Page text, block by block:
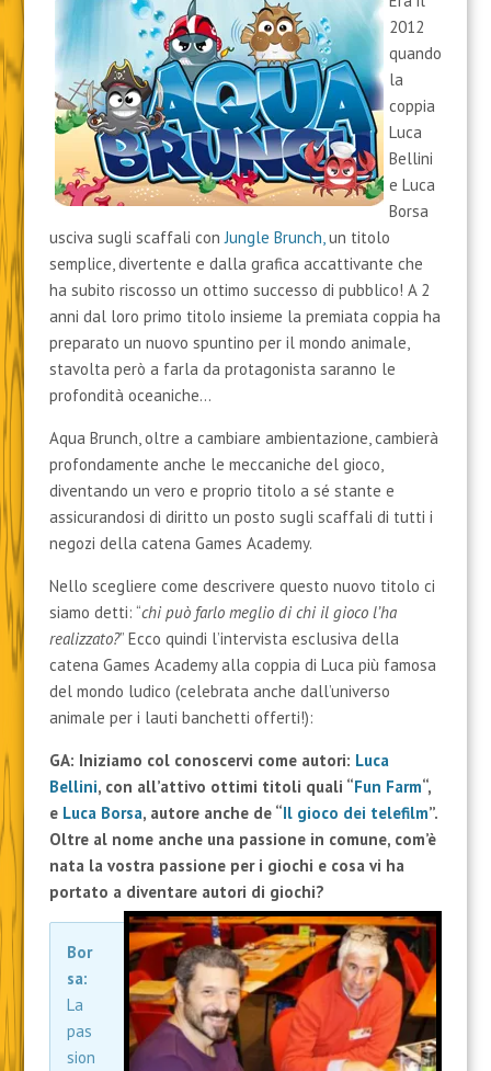
2012
quando
la
coppia
Luca
Bellini
e Luca
Borsa
usciva sugli scaffali con Jungle Brunch, un titolo
semplice, divertente e dalla grafica accattivante che
ha subito riscosso un ottimo successo di pubblico! A 2
anni dal loro primo titolo insieme la premiata coppia ha
preparato un nuovo spuntino per il mondo animale,
stavolta però a farla da protagonista saranno le
profondità oceaniche…
Aqua Brunch, oltre a cambiare ambientazione, cambierà
profondamente anche le meccaniche del gioco,
diventando un vero e proprio titolo a sé stante e
assicurandosi di diritto un posto sugli scaffali di tutti i
negozi della catena Games Academy.
Nello scegliere come descrivere questo nuovo titolo ci
siamo detti: “chi può farlo meglio di chi il gioco l’ha
realizzato?” Ecco quindi l’intervista esclusiva della
catena Games Academy alla coppia di Luca più famosa
del mondo ludico (celebrata anche dall’universo
animale per i lauti banchetti offerti!):
GA: Iniziamo col conoscervi come autori: Luca
Bellini, con all’attivo ottimi titoli quali “Fun Farm“,
e Luca Borsa, autore anche de “Il gioco dei telefilm”.
Oltre al nome anche una passione in comune, com’è
nata la vostra passione per i giochi e cosa vi ha
portato a diventare autori di giochi?
Bor
sa:
La
pas
sion